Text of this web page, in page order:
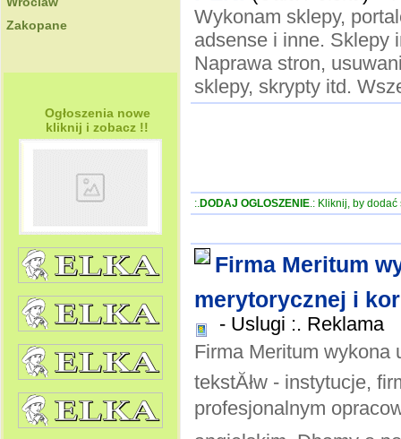
Zakopane
Ogłoszenia nowe
kliknij i zobacz !!
Wykonam sklepy,
adsense i inne. Sklepy
Naprawa stron,
sklepy, skrypty itd.
:.DODAJ OGLOSZENIE.: Kliknij, by dodać
Firma Meritum
merytorycznej i
- Uslugi :. Reklama
Firma Meritum wykona
tekstĂłw - instytucje,
profesjonalnym